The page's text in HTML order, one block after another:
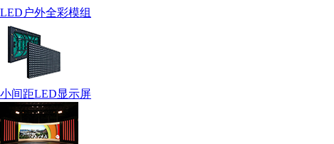
LED户外全彩模组
小间距LED显示屏